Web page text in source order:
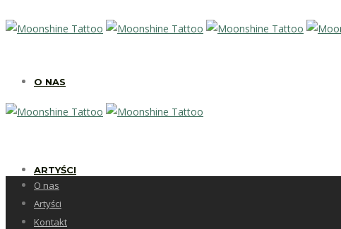
O NAS
ARTYŚCI
O nas
Artyści
Kontakt